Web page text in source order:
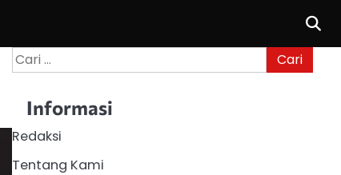
Cari
untuk:
Informasi
Redaksi
Tentang Kami